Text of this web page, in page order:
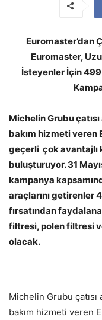
Euromaster’dan
Euromaster,
İsteyenler İçin 499
Michelin Grubu
bakım hizmeti
geçerli çok avantajlı
buluşturuyor. 31
kampanya
araçlarını getirenler
fırsatından
filtresi, polen filtresi
olacak.
Michelin Grubu
bakım hizmeti veren